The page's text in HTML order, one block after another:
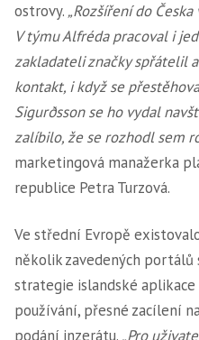
ostrovy. „Rozšíření do
V týmu Alfréda pracoval i
zakladateli značky spřátelil
kontakt, i když se
Sigurðsson se ho vydal
zalíbilo, že se rozhodl sem
marketingová manažerka
republice Petra Turzová.
Ve střední Evropě
několik zavedených portálů
strategie islandské
používání, přesné zacílení
podání inzerátu. „Pro